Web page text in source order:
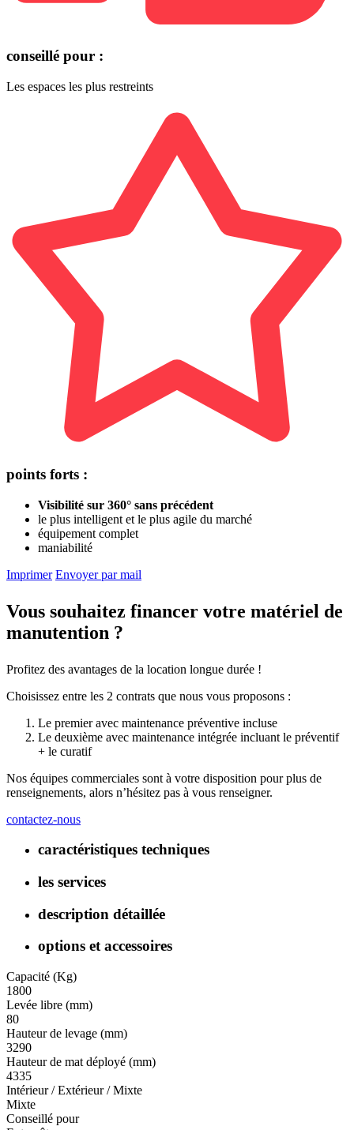
conseillé pour :
Les espaces les plus restreints
points forts :
Visibilité sur 360° sans précédent
le plus intelligent et le plus agile du marché
équipement complet
maniabilité
Imprimer Envoyer par mail
Vous souhaitez financer votre matériel de
manutention ?
Profitez des avantages de la location longue durée !
Choisissez entre les 2 contrats que nous vous proposons :
Le premier avec maintenance préventive incluse
Le deuxième avec maintenance intégrée incluant le préventif
+ le curatif
Nos équipes commerciales sont à votre disposition pour plus de
renseignements, alors n’hésitez pas à vous renseigner.
contactez-nous
caractéristiques techniques
les services
description détaillée
options et accessoires
Capacité (Kg)
1800
Levée libre (mm)
80
Hauteur de levage (mm)
3290
Hauteur de mat déployé (mm)
4335
Intérieur / Extérieur / Mixte
Mixte
Conseillé pour